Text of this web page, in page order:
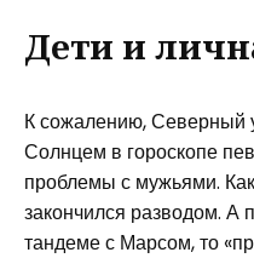
Дети и
К сожалению, Северный
Солнцем в гороскопе
проблемы с мужьями.
закончился разводом. А
тандеме с Марсом, то